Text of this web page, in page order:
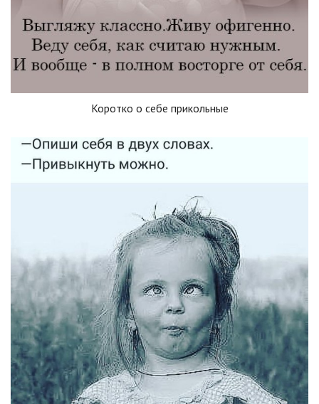
Коротко о себе прикольные